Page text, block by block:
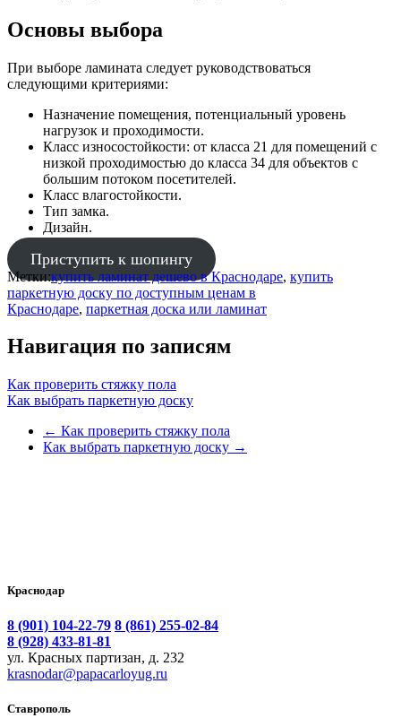
Основы выбора
При выборе ламината следует руководствоваться
следующими критериями:
Назначение помещения, потенциальный уровень
нагрузок и проходимости.
Класс износостойкости: от класса 21 для помещений с
низкой проходимостью до класса 34 для объектов с
большим потоком посетителей.
Класс влагостойкости.
Тип замка.
Дизайн.
Приступить к шопингу
Метки:купить ламинат дешево в Краснодаре, купить
паркетную доску по доступным ценам в
Краснодаре, паркетная доска или ламинат
Навигация по записям
Как проверить стяжку пола
Как выбрать паркетную доску
← Как проверить стяжку пола
Как выбрать паркетную доску →
Краснодар
8 (901) 104-22-79 8 (861) 255-02-84
8 (928) 433-81-81
ул. Красных партизан, д. 232
krasnodar@papacarloyug.ru
Ставрополь